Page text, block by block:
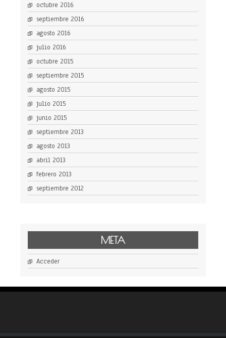
octubre 2016
septiembre 2016
agosto 2016
julio 2016
octubre 2015
septiembre 2015
agosto 2015
julio 2015
junio 2015
septiembre 2013
agosto 2013
abril 2013
febrero 2013
septiembre 2012
META
Acceder